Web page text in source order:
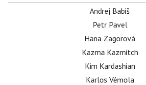
Andrej Babiš
Petr Pavel
Hana Zagorová
Kazma Kazmitch
Kim Kardashian
Karlos Vémola